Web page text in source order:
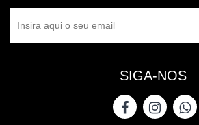
SIGA-NOS